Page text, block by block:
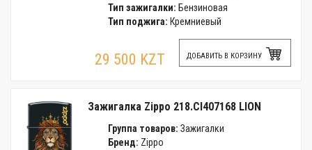
Тип зажигалки: Бензиновая
Тип поджига: Кремниевый
29 500 KZT ДОБАВИТЬ В КОРЗИНУ
Зажигалка Zippo 218.CI407168 LION
Группа товаров: Зажигалки
Бренд: Zippo